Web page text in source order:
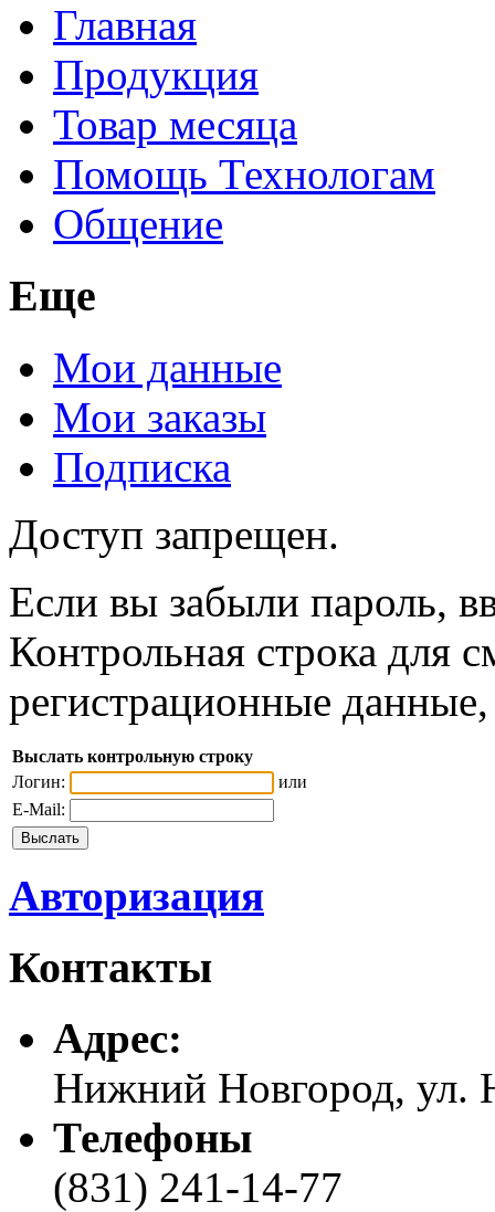
Главная
Продукция
Товар месяца
Помощь Технологам
Общение
Еще
Мои данные
Мои заказы
Подписка
Доступ запрещен.
Если вы забыли пароль,
Контрольная строка для
регистрационные
Выслать контрольную строку
Логин:
или
E-Mail:
Авторизация
Контакты
Адреc:
Нижний Новгород, ул.
Телефоны
(831) 241-14-77